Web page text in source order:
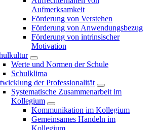
Aufmerksamkeit
Förderung von Verstehen
Förderung von Anwendungsbezug
Förderung von intrinsischer
Motivation
Werte und Normen der Schule
Schulklima
der Professionalität
Systematische Zusammenarbeit im
Kollegium
Kommunikation im Kollegium
Gemeinsames Handeln im
Kollegium